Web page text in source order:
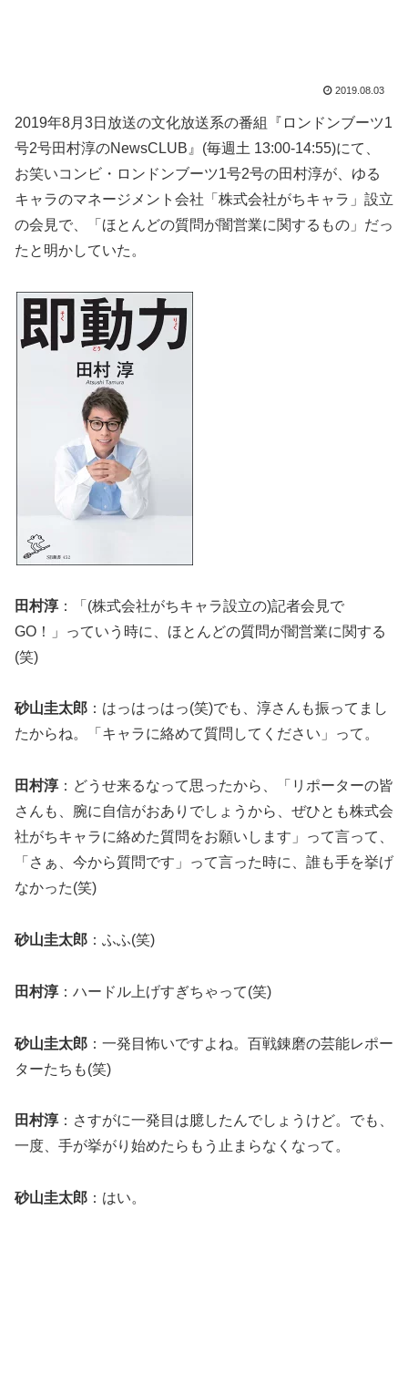
2019.08.03
2019年8月3日放送の文化放送系の番組『ロンドンブーツ1
号2号田村淳のNewsCLUB』(毎週土 13:00-14:55)にて、
お笑いコンビ・ロンドンブーツ1号2号の田村淳が、ゆる
キャラのマネージメント会社「株式会社がちキャラ」設立
の会見で、「ほとんどの質問が闇営業に関するもの」だっ
たと明かしていた。
田村淳 ：「(株式会社がちキャラ設立の)記者会見で
GO！」っていう時に、ほとんどの質問が闇営業に関する
(笑)
砂山圭太郎 ：はっはっはっ(笑)でも、淳さんも振ってまし
たからね。「キャラに絡めて質問してください」って。
田村淳 ：どうせ来るなって思ったから、「リポーターの皆
さんも、腕に自信がおありでしょうから、ぜひとも株式会
社がちキャラに絡めた質問をお願いします」って言って、
「さぁ、今から質問です」って言った時に、誰も手を挙げ
なかった(笑)
砂山圭太郎 ：ふふ(笑)
田村淳 ：ハードル上げすぎちゃって(笑)
砂山圭太郎 ：一発目怖いですよね。百戦錬磨の芸能レポー
ターたちも(笑)
田村淳 ：さすがに一発目は臆したんでしょうけど。でも、
一度、手が挙がり始めたらもう止まらなくなって。
砂山圭太郎 ：はい。